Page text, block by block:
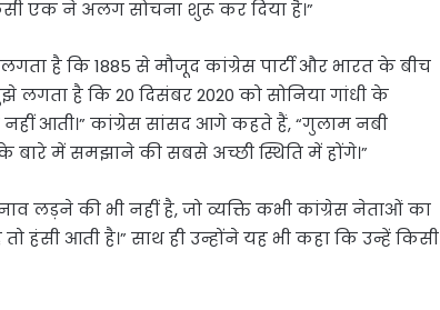
एक ने अलग सोचना शुरू कर दिया है।”
है कि 1885 से मौजूद कांग्रेस पार्टी और भारत के बीच
है कि 20 दिसंबर 2020 को सोनिया गांधी के
आती।” कांग्रेस सांसद आगे कहते हैं, “गुलाम नबी
में समझाने की सबसे अच्छी स्थिति में होंगे।”
लड़ने की भी नहीं है, जो व्यक्ति कभी कांग्रेस नेताओं का
हंसी आती है।” साथ ही उन्होंने यह भी कहा कि उन्हें किसी